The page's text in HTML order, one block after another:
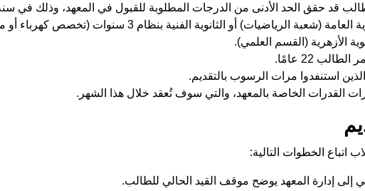
قد حقق الحد الأدنى من الدرجات المطلوبة للقبول في المعهد، وذلك في
على شهادة الثانوية العامة (شعبة الرياضيات) أو الثانوية الفنية بنظام 3 سنوات
الأزهرية (القسم العلمي).
22 عامًا.
استنفدوا مرات الرسوب بالتقديم.
القدرات الخاصة بالمعهد، والتي سوف تُعقد خلال هذا الشهر.
اتباع الخطوات التالية:
إدارة المعهد يوضح موقف القيد الحالي للطالب.